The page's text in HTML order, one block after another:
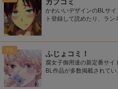
カプコミ
かわいいデザインのBLサ
ト登録して読めたり、ラン
ふじょコミ！
腐女子御用達の新定番サイ
BL作品が多数掲載されてい